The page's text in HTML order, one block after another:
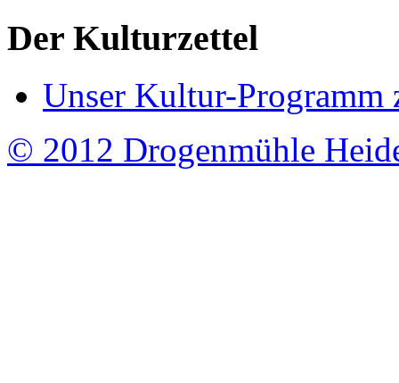
Der Kulturzettel
Unser Kultur-Programm
© 2012 Drogenmühle